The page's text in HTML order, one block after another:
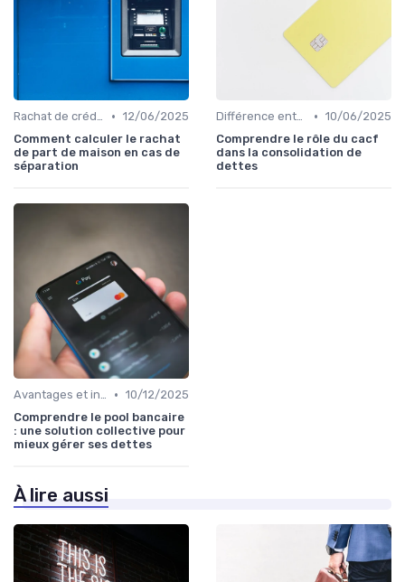
Rachat de crédit immobilier • 12/06/2025
Comment calculer le rachat
de part de maison en cas de
séparation
Différence entre rachat et renégociation • 10/06/2025
Comprendre le rôle du cacf
dans la consolidation de
dettes
Avantages et inconvénients • 10/12/2025
Comprendre le pool bancaire
: une solution collective pour
mieux gérer ses dettes
À lire aussi